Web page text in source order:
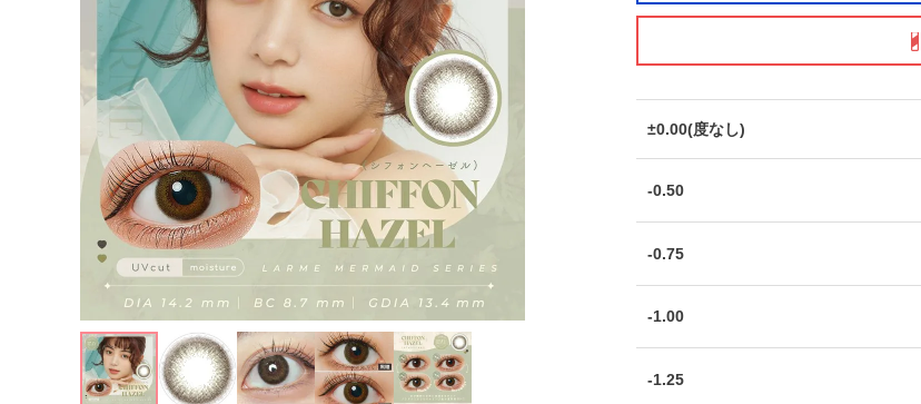
±0.00(度なし)
-0.50
-0.75
-1.00
-1.25